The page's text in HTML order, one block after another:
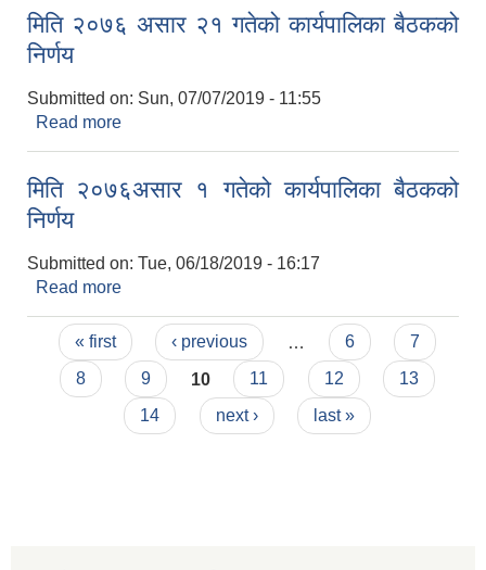
मिति २०७६ असार २१ गतेको कार्यपालिका बैठकको
निर्णय
Submitted on: Sun, 07/07/2019 - 11:55
Read more
मिति २०७६असार १ गतेको कार्यपालिका बैठकको
निर्णय
Submitted on: Tue, 06/18/2019 - 16:17
Read more
Pages
« first ‹ previous 6
7
8
9 10 11 12
13
14
next › last »